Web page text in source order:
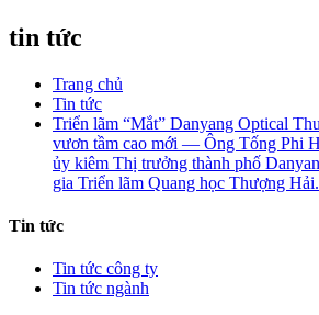
tin tức
Trang chủ
Tin tức
Triển lãm “Mắt” Danyang Optical
vươn tầm cao mới — Ông Tống Phi
ủy kiêm Thị trưởng thành phố
gia Triển lãm Quang học Thượng Hải.
Tin tức
Tin tức công ty
Tin tức ngành